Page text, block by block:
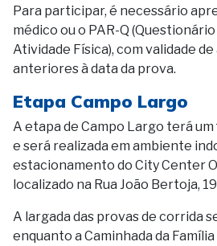
Para participar, é necessário
médico ou o PAR-Q
Atividade Física), com validade
anteriores à data da prova.
Etapa Campo Largo
A etapa de Campo Largo terá
e será realizada em ambiente
estacionamento do City Center
localizado na Rua João Bertoja,
A largada das provas de corrida
enquanto a Caminhada da